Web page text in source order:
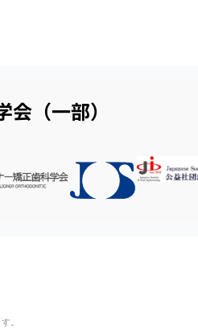
会（一部）
。